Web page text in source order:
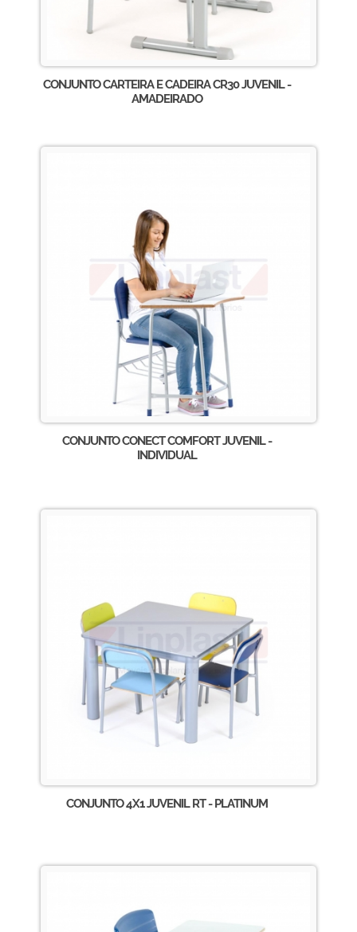
CONJUNTO CARTEIRA E CADEIRA CR30 JUVENIL -
AMADEIRADO
CONJUNTO CONECT COMFORT JUVENIL -
INDIVIDUAL
CONJUNTO 4X1 JUVENIL RT - PLATINUM